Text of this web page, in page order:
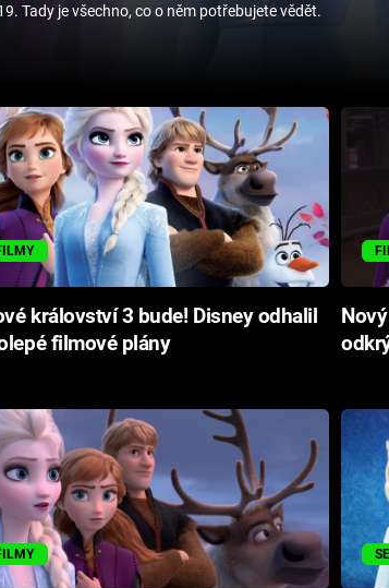
Tady je všechno, co o něm potřebujete vědět.
království 3 bude! Disney odhalil
filmové plány